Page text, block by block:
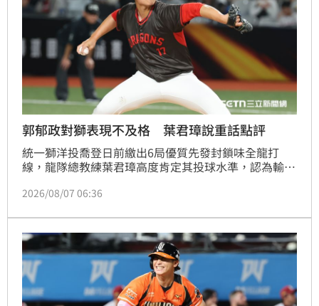
郭郁政對獅表現不及格 葉君璋說重話點評
統一獅洋投喬登日前繳出6局優質先發封鎖味全龍打
線，龍隊總教練葉君璋高度肯定其投球水準，認為輸球
郭郁政，直指其表現不及格，不僅投球內容不佳，連補
予郭郁政長達兩個月的準備時間，卻未展現應有競爭
力，直言機會是留給準備好的人，若本土投手無法自
強，將難以改變球隊過度依賴洋投的現狀，呼籲選手務
必把握僅有的上場機會，拿出符合職業水準的表現。
2026/08/07 06:36